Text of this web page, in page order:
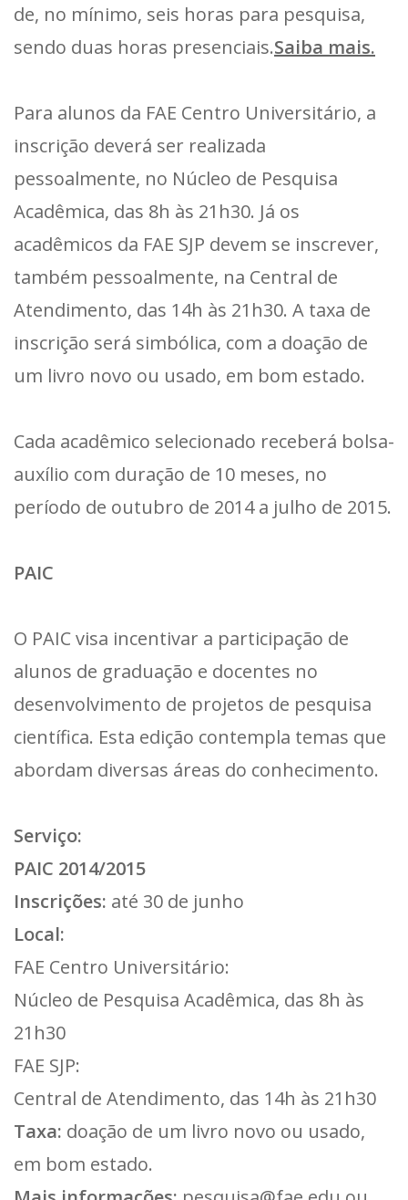
de, no mínimo, seis horas para pesquisa,
sendo duas horas presenciais.Saiba mais.
Para alunos da FAE Centro Universitário, a
inscrição deverá ser realizada
pessoalmente, no Núcleo de Pesquisa
Acadêmica, das 8h às 21h30. Já os
acadêmicos da FAE SJP devem se inscrever,
também pessoalmente, na Central de
Atendimento, das 14h às 21h30. A taxa de
inscrição será simbólica, com a doação de
um livro novo ou usado, em bom estado.
Cada acadêmico selecionado receberá bolsa-
auxílio com duração de 10 meses, no
período de outubro de 2014 a julho de 2015.
PAIC
O PAIC visa incentivar a participação de
alunos de graduação e docentes no
desenvolvimento de projetos de pesquisa
científica. Esta edição contempla temas que
abordam diversas áreas do conhecimento.
Serviço:
PAIC 2014/2015
Inscrições: até 30 de junho
Local:
FAE Centro Universitário:
Núcleo de Pesquisa Acadêmica, das 8h às
21h30
FAE SJP:
Central de Atendimento, das 14h às 21h30
Taxa: doação de um livro novo ou usado,
em bom estado.